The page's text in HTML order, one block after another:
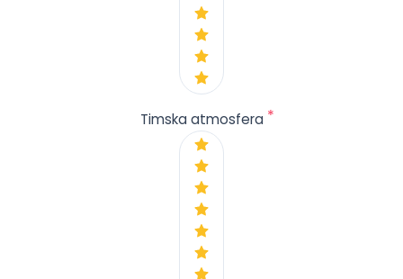
Timska atmosfera *